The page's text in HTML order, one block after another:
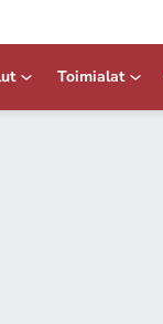
Toimialat